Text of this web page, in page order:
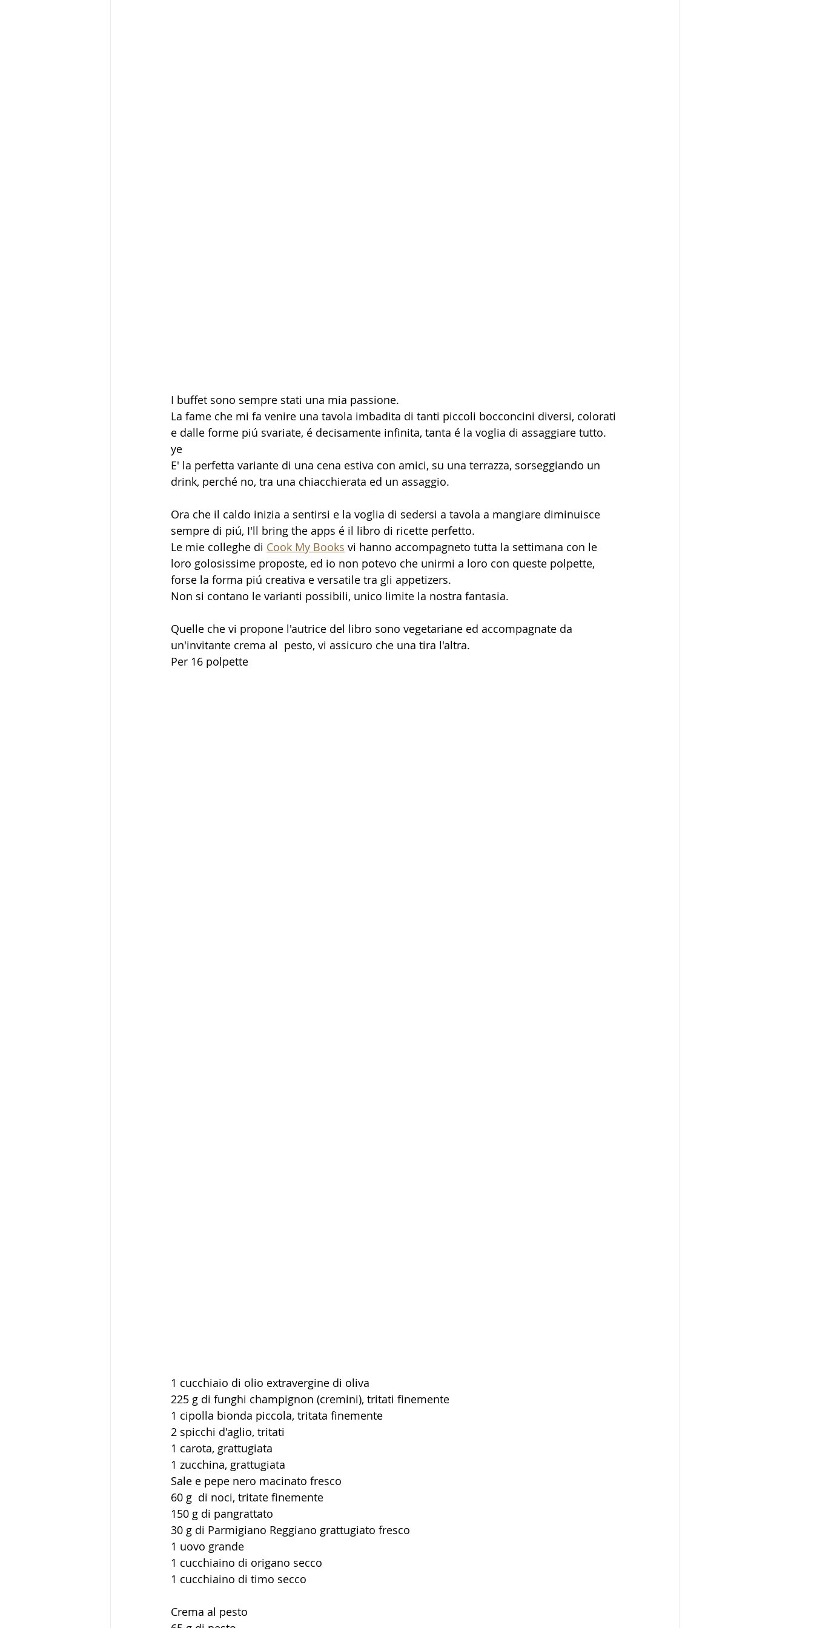
I buffet sono sempre stati una mia passione.
La fame che mi fa venire una tavola imbadita di tanti piccoli bocconcini diversi, colorati
e dalle forme piú svariate, é decisamente infinita, tanta é la voglia di assaggiare tutto.
ye
E' la perfetta variante di una cena estiva con amici, su una terrazza, sorseggiando un
drink, perché no, tra una chiacchierata ed un assaggio.
Ora che il caldo inizia a sentirsi e la voglia di sedersi a tavola a mangiare diminuisce
sempre di piú, I'll bring the apps é il libro di ricette perfetto.
Le mie colleghe di Cook My Books vi hanno accompagneto tutta la settimana con le
loro golosissime proposte, ed io non potevo che unirmi a loro con queste polpette,
forse la forma piú creativa e versatile tra gli appetizers.
Non si contano le varianti possibili, unico limite la nostra fantasia.
Quelle che vi propone l'autrice del libro sono vegetariane ed accompagnate da
un'invitante crema al  pesto, vi assicuro che una tira l'altra.
Per 16 polpette
1 cucchiaio di olio extravergine di oliva
225 g di funghi champignon (cremini), tritati finemente
1 cipolla bionda piccola, tritata finemente
2 spicchi d'aglio, tritati
1 carota, grattugiata
1 zucchina, grattugiata
Sale e pepe nero macinato fresco
60 g  di noci, tritate finemente
150 g di pangrattato
30 g di Parmigiano Reggiano grattugiato fresco
1 uovo grande
1 cucchiaino di origano secco
1 cucchiaino di timo secco
Crema al pesto